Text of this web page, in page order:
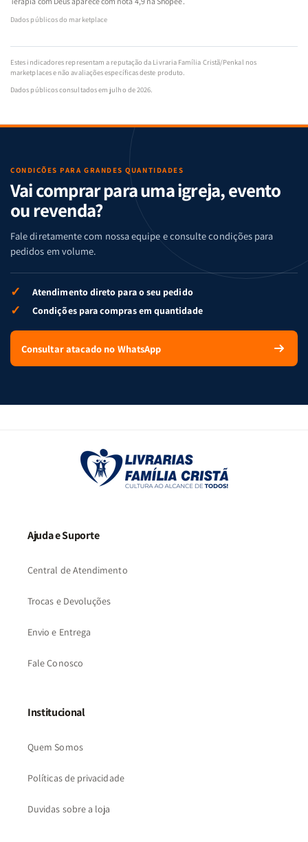
Dados públicos do marketplace
Estes indicadores representam a reputação da Livraria Família Cristã/Penkal nos
marketplaces e não avaliações específicas deste produto.
Dados públicos consultados em julho de 2026.
CONDIÇÕES PARA GRANDES QUANTIDADES
Vai comprar para uma igreja, evento
ou revenda?
Fale diretamente com nossa equipe e consulte condições para
pedidos em volume.
✓ Atendimento direto para o seu pedido
✓ Condições para compras em quantidade
Consultar atacado no WhatsApp
Ajuda e Suporte
Central de Atendimento
Trocas e Devoluções
Envio e Entrega
Fale Conosco
Institucional
Quem Somos
Políticas de privacidade
Duvidas sobre a loja